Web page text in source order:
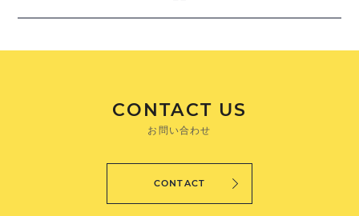
CONTACT US
お問い合わせ
CONTACT